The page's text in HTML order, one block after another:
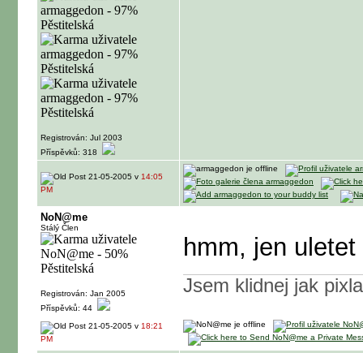
Registrován: Jul 2003
Příspěvků: 318
21-05-2005 v 14:05
PM
NoN@me
Stálý Člen
Registrován: Jan 2005
Příspěvků: 44
hmm, jen
Jsem klidnej jak
21-05-2005 v 18:21
PM